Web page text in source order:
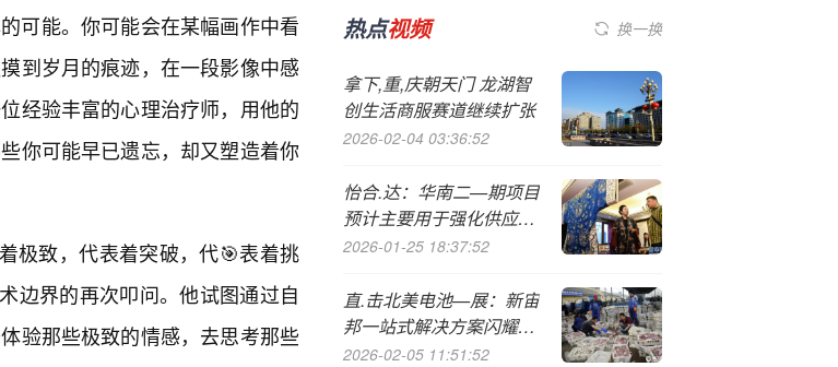
可能。你可能会在某幅画作中看
到岁月的痕迹，在一段影像中感
经验丰富的心理治疗师，用他的
你可能早已遗忘，却又塑造着你
极致，代表着突破，代🎯表着挑
边界的再次叩问。他试图通过自
验那些极致的情感，去思考那些
热点视频 换一换
拿下,重,庆朝天门 龙湖智
创生活商服赛道继续扩张
2026-02-04 03:36:52
怡合.达：华南二—期项目
预计主要用于强化供应链
能力、提高自制产能，达
货420万项次
2026-01-25 18:37:52
直.击北美电池—展：新宙
邦一站式解决方案闪耀国
际电池盛会
2026-02-05 11:51:52